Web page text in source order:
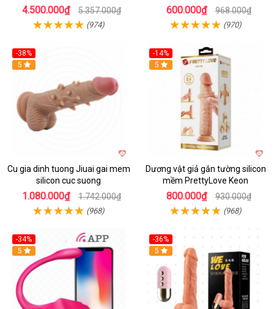
4.500.000₫ 5.357.000₫
(974)
600.000₫ 968.000₫
(970)
-38%
5
Cu gia dinh tuong Jiuai gai mem
silicon cuc suong
1.080.000₫ 1.742.000₫
(968)
-14%
5
Dương vật giả gắn tường silicon
mềm PrettyLove Keon
800.000₫ 930.000₫
(968)
-34%
5
-36%
5